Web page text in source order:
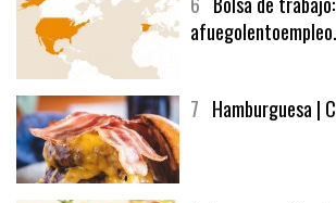
6Bolsa de trabajo: